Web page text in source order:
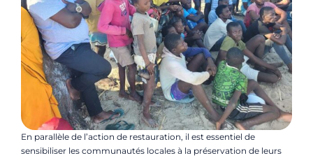
En parallèle de l’action de restauration, il est essentiel de
sensibiliser les communautés locales à la préservation de leurs